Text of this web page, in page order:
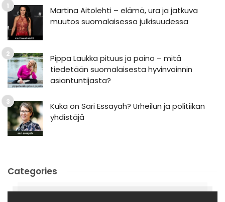
Martina Aitolehti – elämä, ura ja jatkuva
muutos suomalaisessa julkisuudessa
Pippa Laukka pituus ja paino – mitä
tiedetään suomalaisesta hyvinvoinnin
asiantuntijasta?
Kuka on Sari Essayah? Urheilun ja politiikan
yhdistäjä
Categories